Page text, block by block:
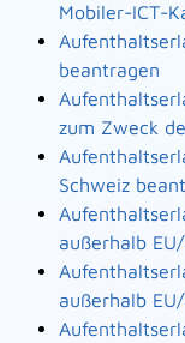
Mobiler-ICT-
beantragen
zum Zweck
Schweiz
außerhalb
außerhalb